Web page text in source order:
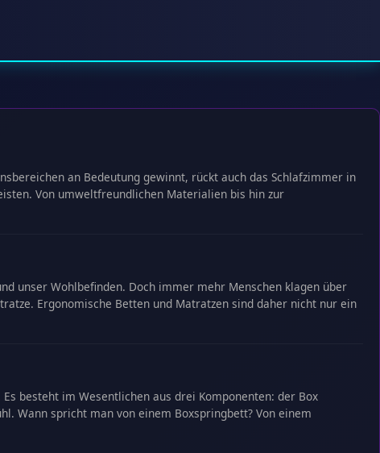
an Bedeutung gewinnt, rückt auch das Schlafzimmer in
Von umweltfreundlichen Materialien bis hin zur
unser Wohlbefinden. Doch immer mehr Menschen klagen über
Ergonomische Betten und Matratzen sind daher nicht nur ein
besteht im Wesentlichen aus drei Komponenten: der Box
Wann spricht man von einem Boxspringbett? Von einem